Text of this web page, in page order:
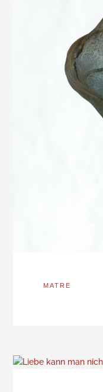
MATRE